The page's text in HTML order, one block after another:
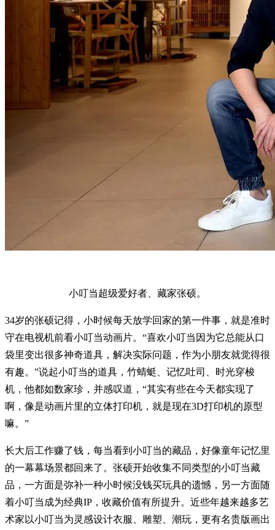
小叮当超级爱好者、藏家张硕。
34岁的张硕记得，小时候每天放学回家的第一件事，就是准时
守在电视机前看小叮当动画片。“喜欢小叮当因为它总能从口
袋里变出很多神奇道具，解决实际问题，作为小朋友就觉得很
有趣。”说起小叮当的道具，竹蜻蜓、记忆吐司、时光穿梭
机，他都如数家珍，并感叹道，“其实有些在今天都实现了
啊，像是动画片里的立体打印机，就是现在3D打印机的原型
嘛。”
长大后工作赚了钱，每当看到小叮当的藏品，好像童年记忆里
的一幕幕场景都回来了。张硕开始收集不同类型的小叮当藏
品，一方面是弥补一种小时候没钱买玩具的遗憾，另一方面随
着小叮当成为经典IP，收藏价值有所提升。近些年越来越多艺
术家以小叮当为灵感设计衣服、雕塑、潮玩，更有名贵版画出